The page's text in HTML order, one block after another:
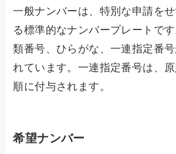
一般ナンバーは、特別な申請を
る標準的なナンバープレートで
類番号、ひらがな、一連指定番
れています。一連指定番号は、
順に付与されます。
希望ナンバー